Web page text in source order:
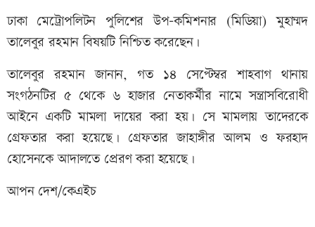
ঢাকা মেট্রোপলিটন পুলিশের উপ-কমিশনার (মিডিয়া) মুহাম্মদ
তালেবুর রহমান বিষয়টি নিশ্চিত করেছেন।
তালেবুর রহমান জানান, গত ১৪ সেপ্টেম্বর শাহবাগ থানায়
সংগঠনটির ৫ থেকে ৬ হাজার নেতাকর্মীর নামে সন্ত্রাসবিরোধী
আইনে একটি মামলা দায়ের করা হয়। সে মামলায় তাদেরকে
গ্রেফতার করা হয়েছে। গ্রেফতার জাহাঙ্গীর আলম ও ফরহাদ
হোসেনকে আদালতে প্রেরণ করা হয়েছে।
আপন দেশ/কেএইচ